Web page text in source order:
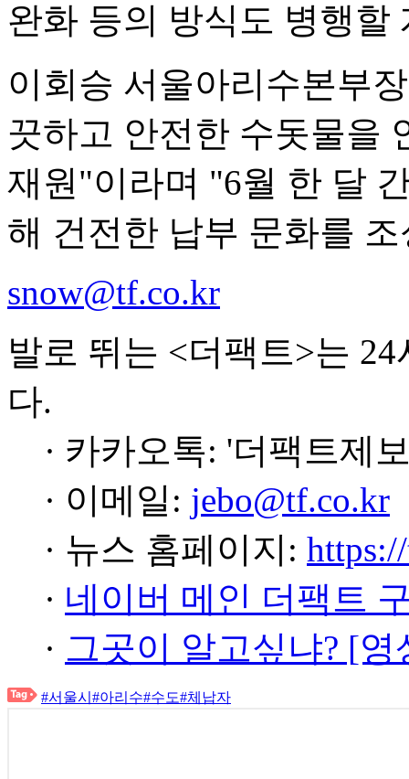
완화 등의 방식도 병행할
이회승 서울아리수본부
끗하고 안전한 수돗물을
재원"이라며 "6월 한 달
해 건전한 납부 문화를
snow@tf.co.kr
발로 뛰는 <더팩트>는
다.
· 카카오톡: '더팩트제
· 이메일: jebo@tf.co.kr
· 뉴스 홈페이지:
· 네이버 메인 더팩트
· 그곳이 알고싶냐? [
#서울시 #아리수#수도#체납자